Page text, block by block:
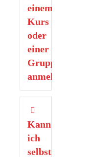
einem
Kurs
oder
einer
Gruppe
anmelden?
Kann
ich
selbst